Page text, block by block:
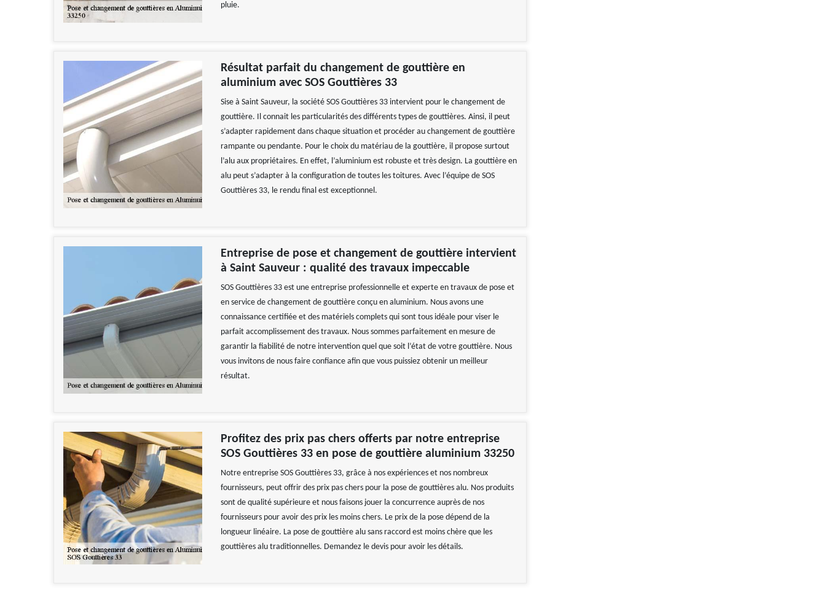
pluie.
Résultat parfait du changement de gouttière en
aluminium avec SOS Gouttières 33
Sise à Saint Sauveur, la société SOS Gouttières 33 intervient pour le changement de
gouttière. Il connait les particularités des différents types de gouttières. Ainsi, il peut
s’adapter rapidement dans chaque situation et procéder au changement de gouttière
rampante ou pendante. Pour le choix du matériau de la gouttière, il propose surtout
l’alu aux propriétaires. En effet, l’aluminium est robuste et très design. La gouttière en
alu peut s’adapter à la configuration de toutes les toitures. Avec l’équipe de SOS
Gouttières 33, le rendu final est exceptionnel.
Entreprise de pose et changement de gouttière intervient
à Saint Sauveur : qualité des travaux impeccable
SOS Gouttières 33 est une entreprise professionnelle et experte en travaux de pose et
en service de changement de gouttière conçu en aluminium. Nous avons une
connaissance certifiée et des matériels complets qui sont tous idéale pour viser le
parfait accomplissement des travaux. Nous sommes parfaitement en mesure de
garantir la fiabilité de notre intervention quel que soit l’état de votre gouttière. Nous
vous invitons de nous faire confiance afin que vous puissiez obtenir un meilleur
résultat.
Profitez des prix pas chers offerts par notre entreprise
SOS Gouttières 33 en pose de gouttière aluminium 33250
Notre entreprise SOS Gouttières 33, grâce à nos expériences et nos nombreux
fournisseurs, peut offrir des prix pas chers pour la pose de gouttières alu. Nos produits
sont de qualité supérieure et nous faisons jouer la concurrence auprès de nos
fournisseurs pour avoir des prix les moins chers. Le prix de la pose dépend de la
longueur linéaire. La pose de gouttière alu sans raccord est moins chère que les
gouttières alu traditionnelles. Demandez le devis pour avoir les détails.